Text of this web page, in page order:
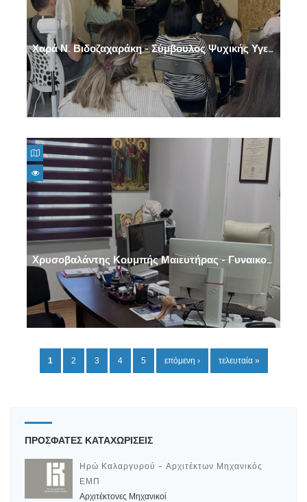
Χαρά Ν. Βιδοζαχαράκη - Σύμβουλος Ψυχικής Υγείας
Χρυσοβαλάντης Κουμπής Μαιευτήρας - Γυναικολόγος - Στρατιωτικός Ιατρός
1 2 3 4 5 επόμενη › τελευταία »
ΠΡΟΣΦΑΤΕΣ ΚΑΤΑΧΩΡΙΣΕΙΣ
Ηρώ Καλαργυρού - Αρχιτέκτων Μηχανικός
ΕΜΠ
Αρχιτέκτονες Μηχανικοί